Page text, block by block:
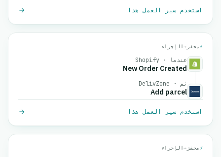
استخدم سير العمل هذا
⚡ محفز →الإجراء
عندما · Shopify
New Order Created
ثم · DelivZone
Add parcel
استخدم سير العمل هذا
⚡ محفز →الإجراء